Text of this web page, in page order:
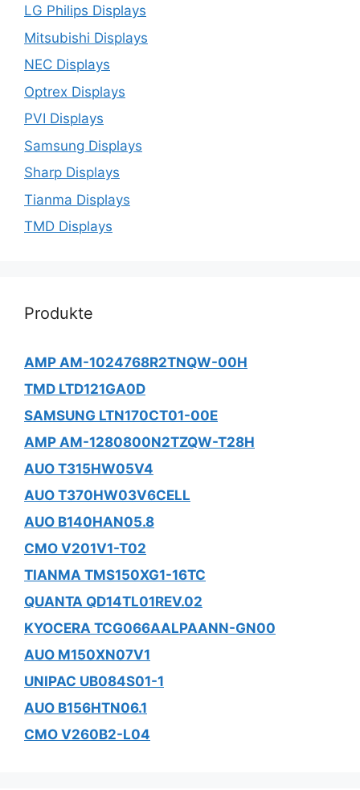
LG Philips Displays
Mitsubishi Displays
NEC Displays
Optrex Displays
PVI Displays
Samsung Displays
Sharp Displays
Tianma Displays
TMD Displays
Produkte
AMP AM-1024768R2TNQW-00H
TMD LTD121GA0D
SAMSUNG LTN170CT01-00E
AMP AM-1280800N2TZQW-T28H
AUO T315HW05V4
AUO T370HW03V6CELL
AUO B140HAN05.8
CMO V201V1-T02
TIANMA TMS150XG1-16TC
QUANTA QD14TL01REV.02
KYOCERA TCG066AALPAANN-GN00
AUO M150XN07V1
UNIPAC UB084S01-1
AUO B156HTN06.1
CMO V260B2-L04